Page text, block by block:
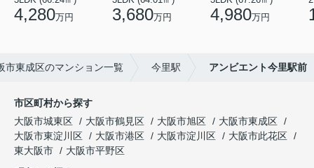
4,280万円 3,680万円 4,980万円
市東成区のマンション一覧 今里駅 アンビエント今里駅前
市区町村から探す
大阪市城東区
大阪市鶴見区 大阪市旭区
大阪市東成区
大阪市東淀川区
大阪市港区 大阪市淀川区
大阪市此花区
東大阪市
大阪市平野区